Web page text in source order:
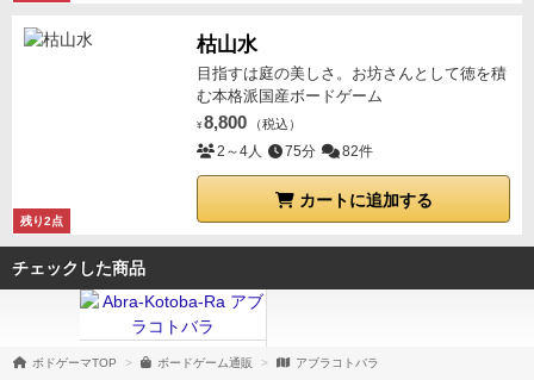
残り2点
枯山水
目指すは庭の美しさ。お坊さんとして徳を積
む本格派国産ボードゲーム
¥ 8,800 （税込）
2～4人 75分 82件
カートに追加する
チェックした商品
ボドゲーマTOP ボードゲーム通販 アブラコトバラ